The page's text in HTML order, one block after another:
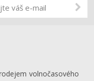
volnočasového